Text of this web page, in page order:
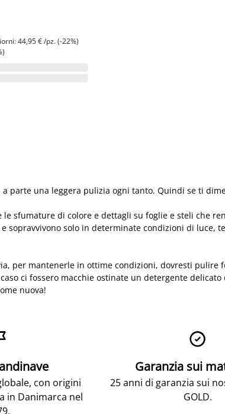
44,95 € /pz. (-22%)
parte una leggera pulizia ogni tanto. Quindi se ti
sfumature di colore e dettagli su foglie e steli che
sopravvivono solo in determinate condizioni di luce,
per mantenerle in ottime condizioni, dovresti pulire
ci fossero macchie ostinate un detergente
nuova!
con origini
in Danimarca nel

Garanzia sui
25 anni di garanzia sui
GOLD.